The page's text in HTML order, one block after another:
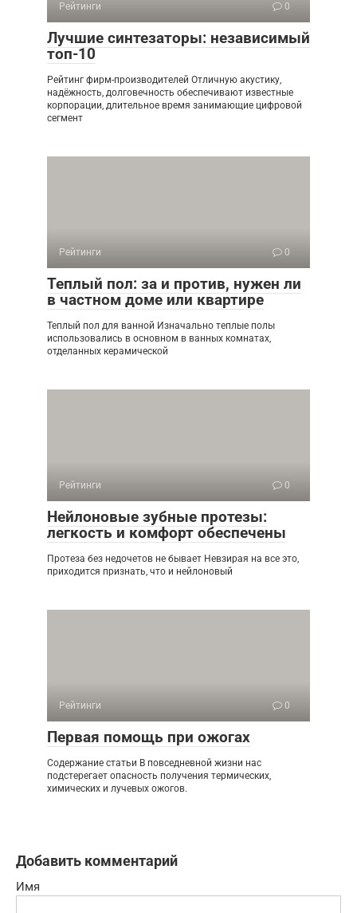
Рейтинги 0
Лучшие синтезаторы: независимый
топ-10
Рейтинг фирм-производителей Отличную акустику,
надёжность, долговечность обеспечивают известные
корпорации, длительное время занимающие цифровой
сегмент
Рейтинги 0
Теплый пол: за и против, нужен ли
в частном доме или квартире
Теплый пол для ванной Изначально теплые полы
использовались в основном в ванных комнатах,
отделанных керамической
Рейтинги 0
Нейлоновые зубные протезы:
легкость и комфорт обеспечены
Протеза без недочетов не бывает Невзирая на все это,
приходится признать, что и нейлоновый
Рейтинги 0
Первая помощь при ожогах
Содержание статьи В повседневной жизни нас
подстерегает опасность получения термических,
химических и лучевых ожогов.
Добавить комментарий
Имя